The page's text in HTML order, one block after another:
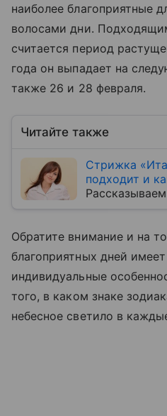
наиболее благоприятные
волосами дни.
считается период
года он выпадает на
также 26 и 28 февраля.
Читайте также
Стрижка
подходит и
Обратите внимание и на
благоприятных дней
индивидуальные
того, в каком знаке
небесное светило в